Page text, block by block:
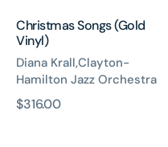
Christmas Songs (Gold
Vinyl)
Diana Krall,Clayton-
Hamilton Jazz Orchestra
原
$316.00